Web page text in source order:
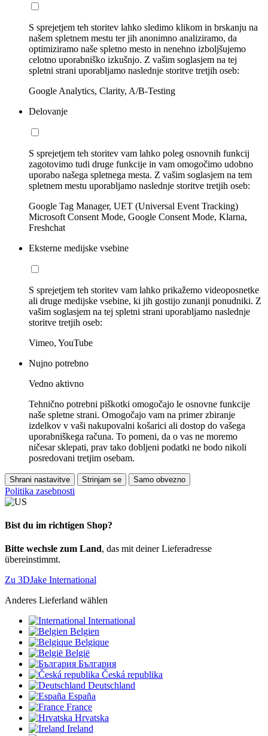
S sprejetjem teh storitev lahko sledimo klikom in brskanju na
našem spletnem mestu ter jih anonimno analiziramo, da
optimiziramo naše spletno mesto in nenehno izboljšujemo
celotno uporabniško izkušnjo. Z vašim soglasjem na tej
spletni strani uporabljamo naslednje storitve tretjih oseb:
Google Analytics, Clarity, A/B-Testing
Delovanje
S sprejetjem teh storitev vam lahko poleg osnovnih funkcij
zagotovimo tudi druge funkcije in vam omogočimo udobno
uporabo našega spletnega mesta. Z vašim soglasjem na tem
spletnem mestu uporabljamo naslednje storitve tretjih oseb:
Google Tag Manager, UET (Universal Event Tracking)
Microsoft Consent Mode, Google Consent Mode, Klarna,
Freshchat
Eksterne medijske vsebine
S sprejetjem teh storitev vam lahko prikažemo videoposnetke
ali druge medijske vsebine, ki jih gostijo zunanji ponudniki. Z
vašim soglasjem na tej spletni strani uporabljamo naslednje
storitve tretjih oseb:
Vimeo, YouTube
Nujno potrebno
Vedno aktivno
Tehnično potrebni piškotki omogočajo le osnovne funkcije
naše spletne strani. Omogočajo vam na primer zbiranje
izdelkov v vaši nakupovalni košarici ali dostop do vašega
uporabniškega računa. To pomeni, da o vas ne moremo
ničesar sklepati, prav tako dobljeni podatki ne bodo nikoli
posredovani tretjim osebam.
Shrani nastavitve Strinjam se Samo obvezno
Politika zasebnosti
Bist du im richtigen Shop?
Bitte wechsle zum Land, das mit deiner Lieferadresse
übereinstimmt.
Zu 3DJake International
Anderes Lieferland wählen
International
Belgien
Belgique
België
България
Česká republika
Deutschland
España
France
Hrvatska
Ireland